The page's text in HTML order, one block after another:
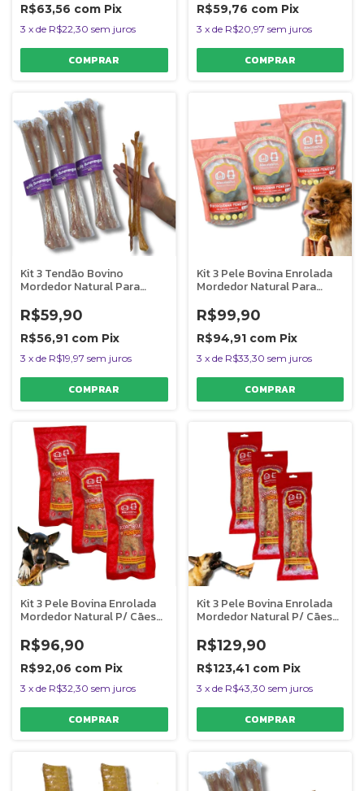
R$63,56 com Pix
3 x de R$22,30 sem juros
R$59,76 com Pix
3 x de R$20,97 sem juros
Kit 3 Tendão Bovino
Mordedor Natural Para
AlecrimPet
R$59,90
R$56,91 com Pix
3 x de R$19,97 sem juros
Kit 3 Pele Bovina Enrolada
Mordedor Natural Para
R$99,90
R$94,91 com Pix
3 x de R$33,30 sem juros
Kit 3 Pele Bovina Enrolada
Mordedor Natural P/ Cães
AlecrimPet
R$96,90
R$92,06 com Pix
3 x de R$32,30 sem juros
Kit 3 Pele Bovina Enrolada
Mordedor Natural P/ Cães
AlecrimPet
R$129,90
R$123,41 com Pix
3 x de R$43,30 sem juros